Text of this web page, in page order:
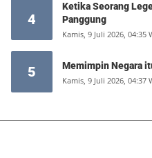
4
Ketika Seorang
Panggung
Kamis, 9 Juli 2026, 04:35
5 Memimpin Negara
Kamis, 9 Juli 2026, 04:37